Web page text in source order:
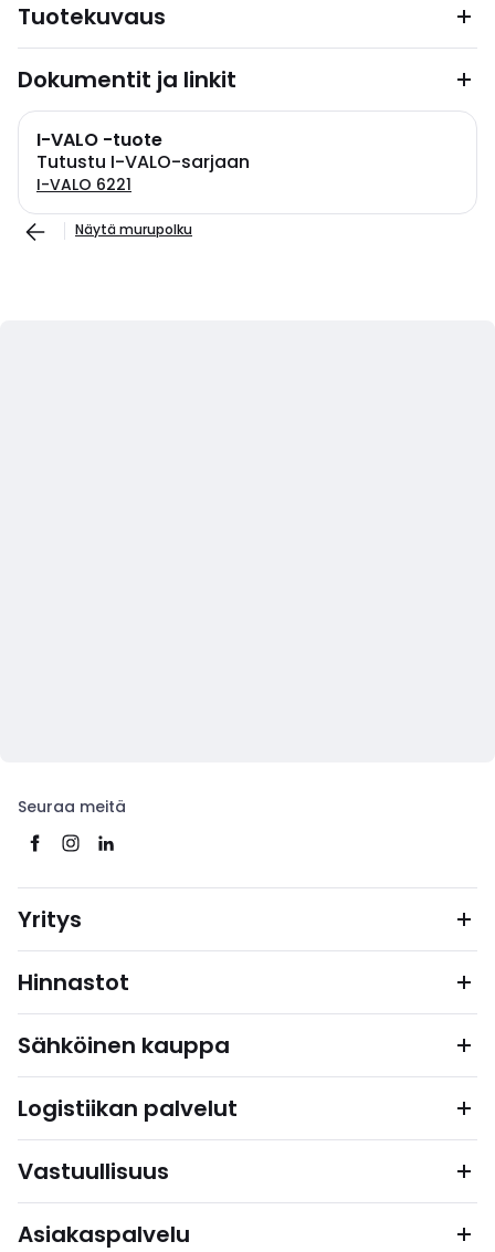
Tuotekuvaus
Dokumentit ja linkit
I-VALO -tuote
Tutustu I-VALO-sarjaan
I-VALO 6221
Näytä murupolku
Seuraa meitä
Yritys
Hinnastot
Sähköinen kauppa
Logistiikan palvelut
Vastuullisuus
Asiakaspalvelu